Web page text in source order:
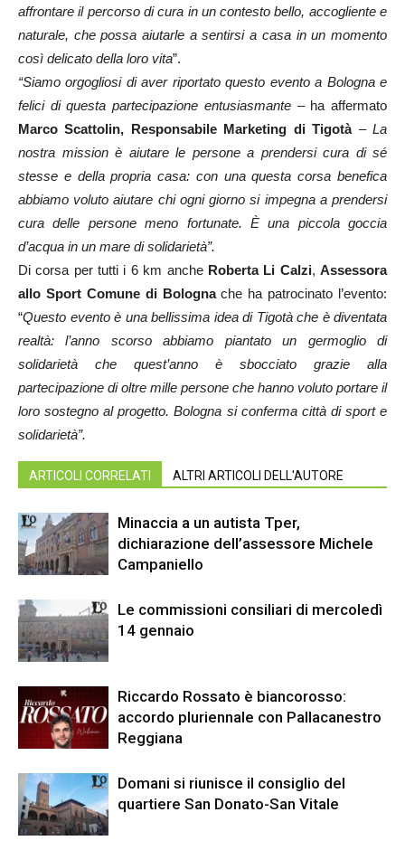
affrontare il percorso di cura in un contesto bello, accogliente e
naturale, che possa aiutarle a sentirsi a casa in un momento
così delicato della loro vita”.
“Siamo orgogliosi di aver riportato questo evento a Bologna e
felici di questa partecipazione entusiasmante – ha affermato
Marco Scattolin, Responsabile Marketing di Tigotà–La
nostra mission è aiutare le persone a prendersi cura di sé
stesse e della propria casa: con una questa corsa benefica
abbiamo voluto aiutare chi ogni giorno si impegna a prendersi
cura delle persone meno fortunate. È una piccola goccia
d’acqua in un mare di solidarietà”.
Di corsa per tutti i 6 km anche Roberta Li Calzi,Assessora
allo Sport Comune di Bolognache ha patrocinato l’evento:
“Questo evento è una bellissima idea di Tigotà che è diventata
realtà: l’anno scorso abbiamo piantato un germoglio di
solidarietà che quest’anno è sbocciato grazie alla
partecipazione di oltre mille persone che hanno voluto portare il
loro sostegno al progetto. Bologna si conferma città di sport e
solidarietà”.
ARTICOLI CORRELATI ALTRI ARTICOLI DELL'AUTORE
Minaccia a un autista Tper,
dichiarazione dell’assessore Michele
Campaniello
Le commissioni consiliari di mercoledì
14 gennaio
Riccardo Rossato è biancorosso:
accordo pluriennale con Pallacanestro
Reggiana
Domani si riunisce il consiglio del
quartiere San Donato-San Vitale